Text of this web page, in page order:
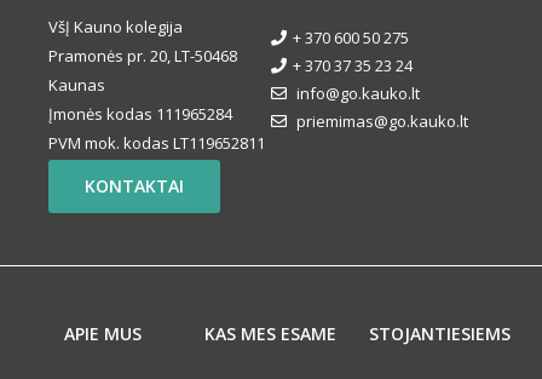
VšĮ Kauno kolegija
Pramonės pr. 20, LT-50468
Kaunas
Įmonės kodas 111965284
PVM mok. kodas LT119652811
+ 370 600 50 275
+ 370 37 35 23 24
info@go.kauko.lt
priemimas@go.kauko.lt
KONTAKTAI
APIE MUS KAS MES ESAME STOJANTIESIEMS